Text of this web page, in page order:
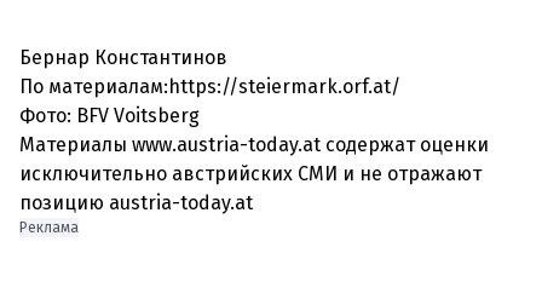
Бернар Константинов
По материалам:https://steiermark.orf.at/
Фото: BFV Voitsberg
Материалы www.austria-today.at содержат оценки
исключительно австрийских СМИ и не отражают
позицию austria-today.at
Реклама